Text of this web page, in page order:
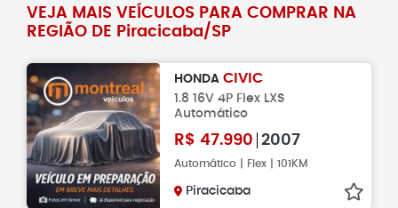
VEJA MAIS VEÍCULOS PARA COMPRAR NA
REGIÃO DE Piracicaba/SP
HONDA CIVIC
1.8 16V 4P Flex LXS
Automático
R$ 47.990 2007
Automático | Flex | 101KM
Piracicaba